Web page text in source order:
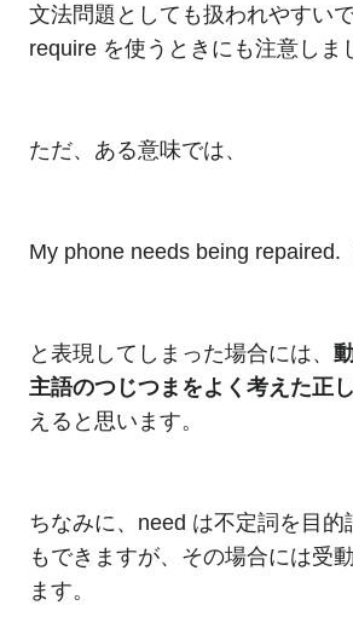
文法問題としても扱われやすい
require を使うときにも注意しま
ただ、ある意味では、
My phone needs being repaired.
と表現してしまった場合には、
主語のつじつまをよく考えた正
えると思います。
ちなみに、need は不定詞を目的
もできますが、その場合には受
ます。